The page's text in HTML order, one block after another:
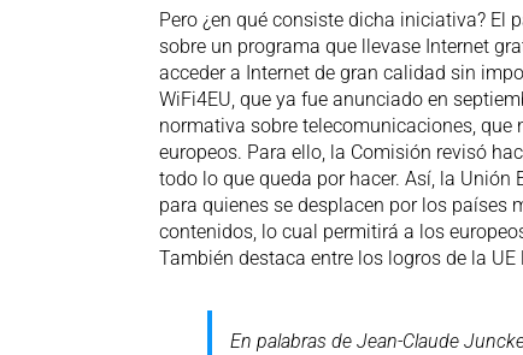
Pero ¿en qué consiste dicha iniciativa? El
sobre un programa que llevase Internet
acceder a Internet de gran calidad sin
WiFi4EU, que ya fue anunciado en
normativa sobre telecomunicaciones,
europeos. Para ello, la Comisión revisó
todo lo que queda por hacer. Así, la
para quienes se desplacen por los países
contenidos, lo cual permitirá a los
También destaca entre los logros de la
En palabras de Jean-Claude